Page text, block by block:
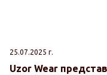
25.07.2025 г.
Uzor Wear